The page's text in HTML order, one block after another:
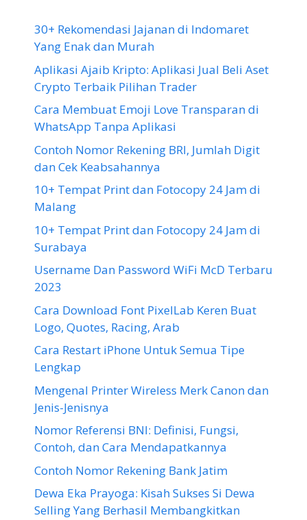
30+ Rekomendasi Jajanan di Indomaret
Yang Enak dan Murah
Aplikasi Ajaib Kripto: Aplikasi Jual Beli Aset
Crypto Terbaik Pilihan Trader
Cara Membuat Emoji Love Transparan di
WhatsApp Tanpa Aplikasi
Contoh Nomor Rekening BRI, Jumlah Digit
dan Cek Keabsahannya
10+ Tempat Print dan Fotocopy 24 Jam di
Malang
10+ Tempat Print dan Fotocopy 24 Jam di
Surabaya
Username Dan Password WiFi McD Terbaru
2023
Cara Download Font PixelLab Keren Buat
Logo, Quotes, Racing, Arab
Cara Restart iPhone Untuk Semua Tipe
Lengkap
Mengenal Printer Wireless Merk Canon dan
Jenis-Jenisnya
Nomor Referensi BNI: Definisi, Fungsi,
Contoh, dan Cara Mendapatkannya
Contoh Nomor Rekening Bank Jatim
Dewa Eka Prayoga: Kisah Sukses Si Dewa
Selling Yang Berhasil Membangkitkan